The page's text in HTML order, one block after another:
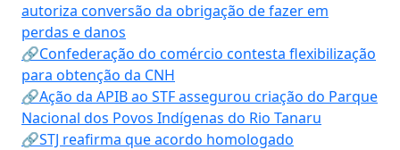
autoriza conversão da obrigação de fazer em
perdas e danos
🔗Confederação do comércio contesta flexibilização
para obtenção da CNH
🔗Ação da APIB ao STF assegurou criação do Parque
Nacional dos Povos Indígenas do Rio Tanaru
🔗STJ reafirma que acordo homologado